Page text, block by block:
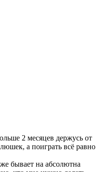
2 месяцев держусь от
а поиграть всё равно
бывает на абсолютна